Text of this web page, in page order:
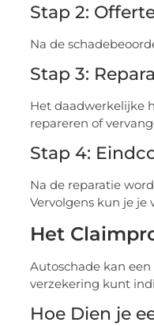
Stap 2:
Na de
Stap 3:
Het daadwerkelijke
repareren of
Stap 4:
Na de reparatie
Vervolgens kun je je
Het
Autoschade kan
verzekering kunt
Hoe Dien je